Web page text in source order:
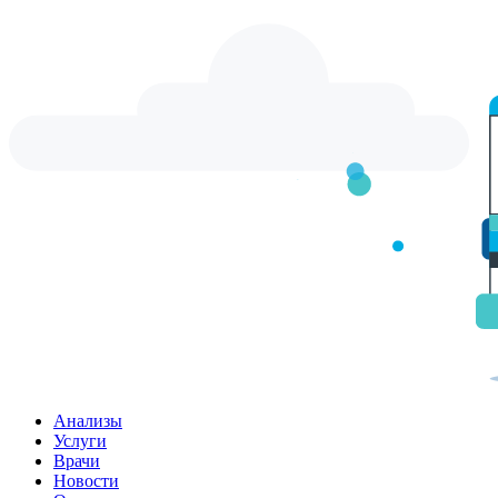
Анализы
Услуги
Врачи
Новости